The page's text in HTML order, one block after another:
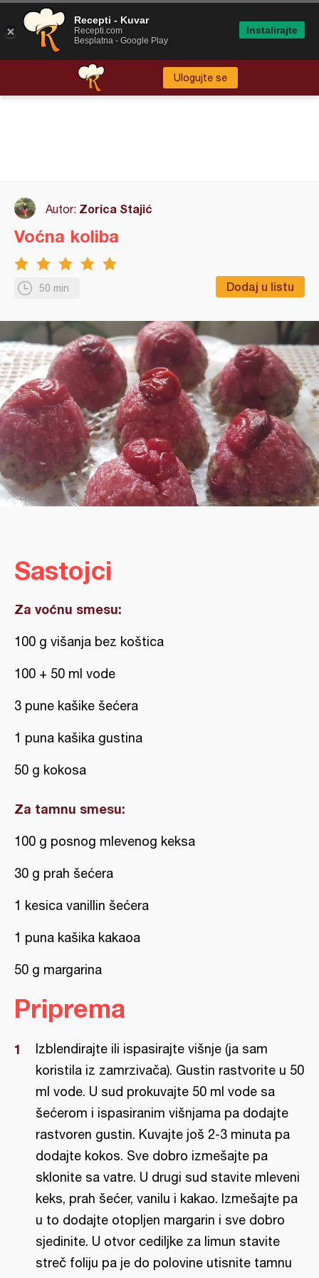
Ulogujte se
Autor: Zorica Stajić
50 min Dodaj u listu
Voćna koliba
Sastojci
Za voćnu smesu:
100 g višanja bez koštica
100 + 50 ml vode
3 pune kašike šećera
1 puna kašika gustina
50 g kokosa
Za tamnu smesu:
100 g posnog mlevenog keksa
30 g prah šećera
1 kesica vanillin šećera
1 puna kašika kakaoa
50 g margarina
Priprema
Izblendirajte ili ispasirajte višnje (ja sam
koristila iz zamrzivača). Gustin rastvorite u 50
ml vode. U sud prokuvajte 50 ml vode sa
šećerom i ispasiranim višnjama pa dodajte
rastvoren gustin. Kuvajte još 2-3 minuta pa
dodajte kokos. Sve dobro izmešajte pa
sklonite sa vatre. U drugi sud stavite mleveni
keks, prah šećer, vanilu i kakao. Izmešajte pa
u to dodajte otopljen margarin i sve dobro
sjedinite. U otvor cediljke za limun stavite
streč foliju pa je do polovine utisnite tamnu
Recepti - Kuvar
Recepti.com
Besplatna - Google Play
Instalirajte